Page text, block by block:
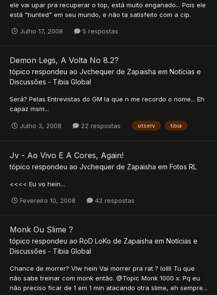
ele vai upar pra recuperar o top, está muito enganado... Pois ele
está "hunted" em seu mundo, e não ta satisfeito com a cip.
Julho 17, 2008 5 respostas
Demon Legs, A Volta No 8.2?
tópico respondeu ao Jvchequer de Zapaisha em Notícias e
Discussões - Tibia Global
Será? Pelas Entrevistas do GM la que n me recordo o nome... Eh
capaz msm...
Julho 3, 2008 22 respostas otserv tibia
Jv - Ao Vivo E A Cores, Again!
tópico respondeu ao Jvchequer de Zapaisha em Fotos RL
<<<< Eu vo hein...
Fevereiro 10, 2008 42 respostas
Monk Ou Slime ?
tópico respondeu ao RoD LoKo de Zapaisha em Notícias e
Discussões - Tibia Global
Chance de morrer? Vlw hein Vai morrer pra rat ? lollll Tu que
não sabe treinar com monk então. @Topic Monk 1000 x. Pq eu
não preciso ficar de 1 em 1 min atacando otra slime, eh sempre...